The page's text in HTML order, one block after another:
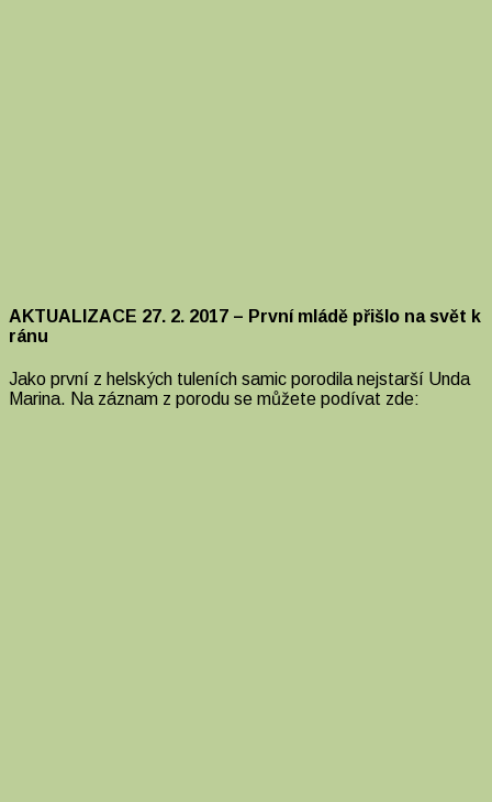
AKTUALIZACE 27. 2. 2017 – První mládě přišlo na svět k
ránu
Jako první z helských tuleních samic porodila nejstarší Unda
Marina. Na záznam z porodu se můžete podívat zde: